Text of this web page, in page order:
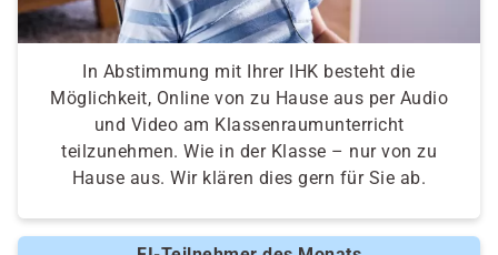
In Abstimmung mit Ihrer IHK besteht die
Möglichkeit, Online von zu Hause aus per Audio
und Video am Klassenraumunterricht
teilzunehmen. Wie in der Klasse – nur von zu
Hause aus. Wir klären dies gern für Sie ab.